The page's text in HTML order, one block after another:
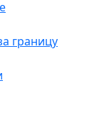
границу